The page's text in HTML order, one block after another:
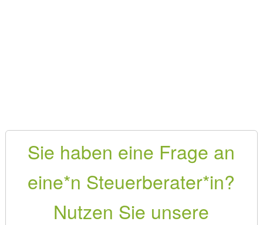
Sie haben eine Frage an
eine*n Steuerberater*in?
Nutzen Sie unsere